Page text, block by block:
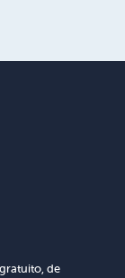
de